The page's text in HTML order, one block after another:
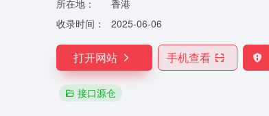
所在地：
香港
收录时间：
2025-06-06
打开网站 手机查看
接口源仓